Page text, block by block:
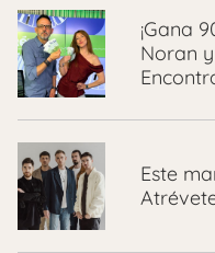
¡Gana
Noran
Este